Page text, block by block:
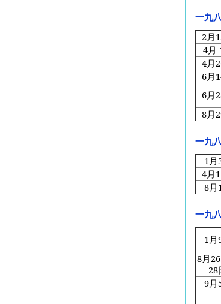
一九
2月
4月
4月
6月
6月
8月
一九
1月
4月
8月
一九
1月
8月
28
9月